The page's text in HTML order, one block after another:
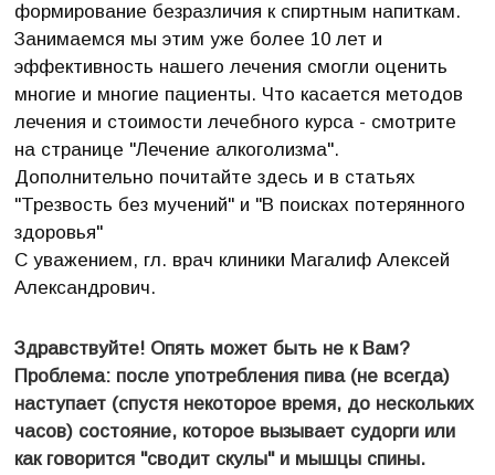
формирование безразличия к спиртным напиткам.
Занимаемся мы этим уже более 10 лет и
эффективность нашего лечения смогли оценить
многие и многие пациенты. Что касается методов
лечения и стоимости лечебного курса - смотрите
на странице "Лечение алкоголизма".
Дополнительно почитайте здесь и в статьях
"Трезвость без мучений" и "В поисках потерянного
здоровья"
С уважением, гл. врач клиники Магалиф Алексей
Александрович.
Здравствуйте! Опять может быть не к Вам?
Проблема: после употребления пива (не всегда)
наступает (спустя некоторое время, до нескольких
часов) состояние, которое вызывает судорги или
как говорится "сводит скулы" и мышцы спины.